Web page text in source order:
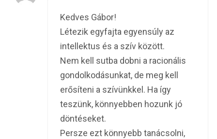
Kedves Gábor!
Létezik egyfajta egyensúly az
intellektus és a szív között.
Nem kell sutba dobni a racionális
gondolkodásunkat, de meg kell
erősíteni a szívünkkel. Ha így
teszünk, könnyebben hozunk jó
döntéseket.
Persze ezt könnyebb tanácsolni,